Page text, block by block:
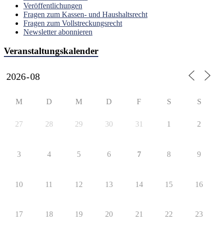
Veröffentlichungen
Fragen zum Kassen- und Haushaltsrecht
Fragen zum Vollstreckungsrecht
Newsletter abonnieren
Veranstaltungskalender
M D M D F S S
27 28 29 30 31 1 2
3 4 5 6 7 8 9
10 11 12 13 14 15 16
17 18 19 20 21 22 23